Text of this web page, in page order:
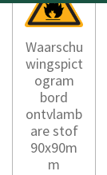
Waarschu
wingspict
ogram
bord
ontvlamb
are stof
90x90m
m